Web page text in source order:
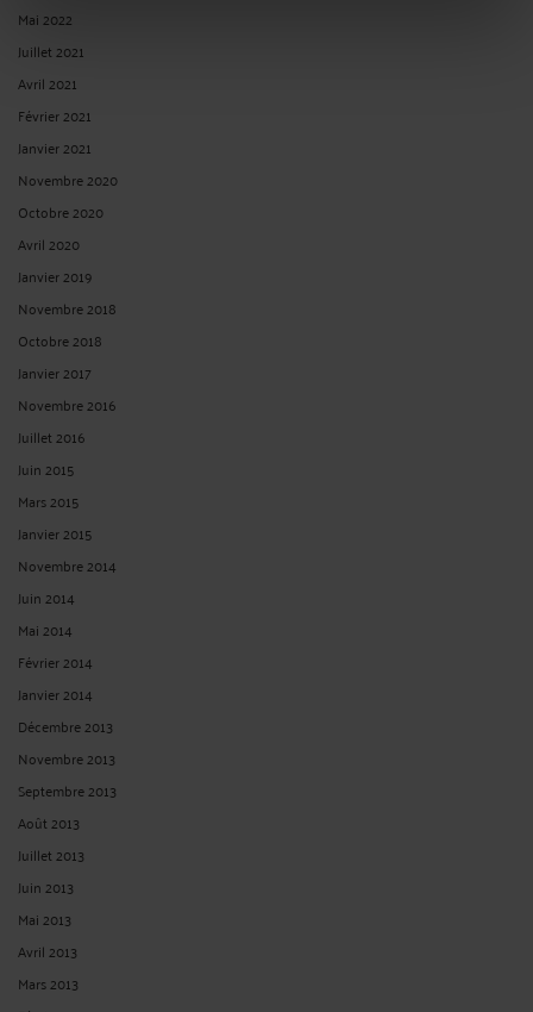
Mai 2022
Juillet 2021
Avril 2021
Février 2021
Janvier 2021
Novembre 2020
Octobre 2020
Avril 2020
Janvier 2019
Novembre 2018
Octobre 2018
Janvier 2017
Novembre 2016
Juillet 2016
Juin 2015
Mars 2015
Janvier 2015
Novembre 2014
Juin 2014
Mai 2014
Février 2014
Janvier 2014
Décembre 2013
Novembre 2013
Septembre 2013
Août 2013
Juillet 2013
Juin 2013
Mai 2013
Avril 2013
Mars 2013